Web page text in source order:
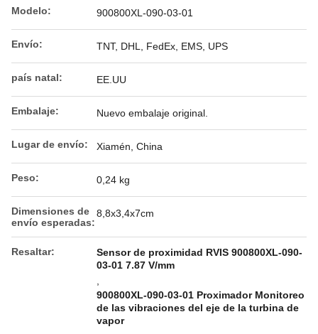
Modelo: 900800XL-090-03-01
Envío: TNT, DHL, FedEx, EMS, UPS
país natal: EE.UU
Embalaje: Nuevo embalaje original.
Lugar de envío: Xiamén, China
Peso: 0,24 kg
Dimensiones de
envío esperadas:
8,8x3,4x7cm
Resaltar:
Sensor de proximidad RVIS 900800XL-090-
03-01 7.87 V/mm
900800XL-090-03-01 Proximador Monitoreo
de las vibraciones del eje de la turbina de
vapor